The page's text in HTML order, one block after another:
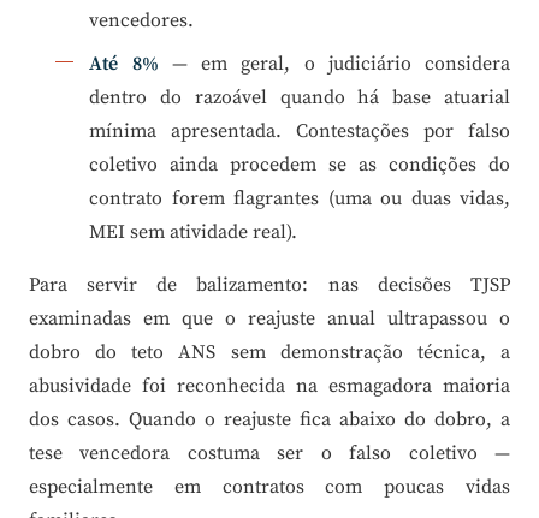
vencedores.
Até 8% — em geral, o judiciário considera
dentro do razoável quando há base atuarial
mínima apresentada. Contestações por falso
coletivo ainda procedem se as condições do
contrato forem flagrantes (uma ou duas vidas,
MEI sem atividade real).
Para servir de balizamento: nas decisões TJSP
examinadas em que o reajuste anual ultrapassou o
dobro do teto ANS sem demonstração técnica, a
abusividade foi reconhecida na esmagadora maioria
dos casos. Quando o reajuste fica abaixo do dobro, a
tese vencedora costuma ser o falso coletivo —
especialmente em contratos com poucas vidas